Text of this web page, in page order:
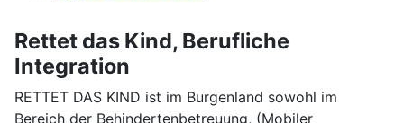
Rettet das Kind, Berufliche
Integration
RETTET DAS KIND ist im Burgenland sowohl im
Bereich der Behindertenbetreuung, (Mobiler